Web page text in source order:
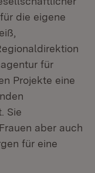
die eigene
für
Projekte eine
Sie
aber auch
für eine